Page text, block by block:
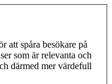
att spåra besökare på
som är relevanta och
därmed mer värdefull